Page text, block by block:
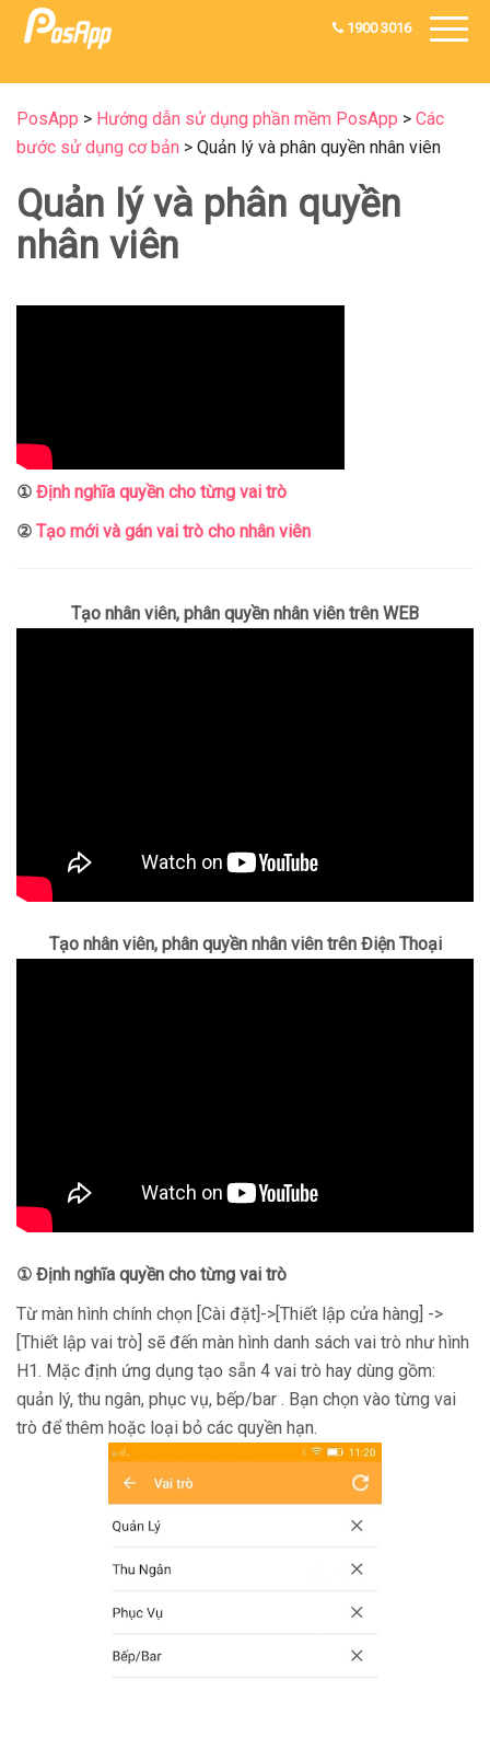
1900 3016
PosApp > Hướng dẫn sử dụng phần mềm PosApp > Các
bước sử dụng cơ bản > Quản lý và phân quyền nhân viên
Quản lý và phân quyền
nhân viên
① Định nghĩa quyền cho từng vai trò
② Tạo mới và gán vai trò cho nhân viên
Tạo nhân viên, phân quyền nhân viên trên WEB
Tạo nhân viên, phân quyền nhân viên trên Điện Thoại
① Định nghĩa quyền cho từng vai trò
Từ màn hình chính chọn [Cài đặt]->[Thiết lập cửa hàng] ->
[Thiết lập vai trò] sẽ đến màn hình danh sách vai trò như hình
H1. Mặc định ứng dụng tạo sẵn 4 vai trò hay dùng gồm:
quản lý, thu ngân, phục vụ, bếp/bar . Bạn chọn vào từng vai
trò để thêm hoặc loại bỏ các quyền hạn.